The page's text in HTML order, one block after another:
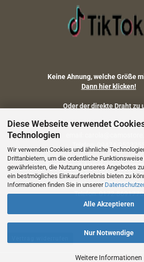
Diese Webseite verwendet
Technologien
Wir verwenden Cookies und ähnliche
Drittanbietern, um die ordentliche
gewährleisten, die Nutzung unseres Angebotes
ein bestmögliches Einkaufserlebnis bieten zu
Informationen finden Sie in unserer
Alle Akzeptieren
Nur Notwendige
Weitere Informationen
Keine Ahnung, welche Größe
Dann hier klicken!
Oder der direkte Draht zu
Fragen zu Artikelmaßen, Warenbestand,
Telefon: 09474-9523253
Fragen zum Artikel
email:
Telefon: 09474-
Telefon: 0172-8691770